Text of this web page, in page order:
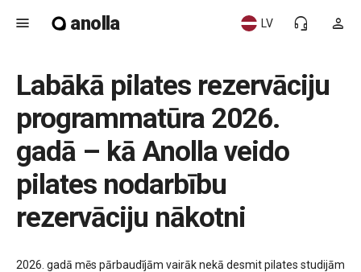
menu anolla person
headset_mic
LV
Labākā pilates rezervāciju
programmatūra 2026.
gadā – kā Anolla veido
pilates nodarbību
rezervāciju nākotni
2026. gadā mēs pārbaudījām vairāk nekā desmit pilates studijām